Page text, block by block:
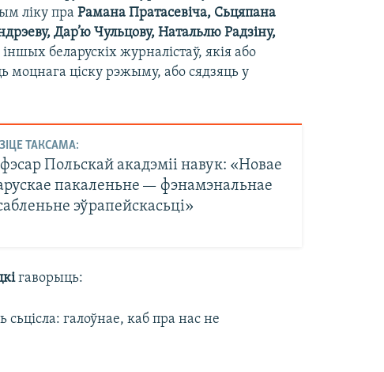
ліку праРамана Пратасевіча, Сьцяпана
Дар’ю Чульцову, Натальлю Радзіну,
іншых беларускіх журналістаў, якія або
моцнага ціску рэжыму, або сядзяць у
ТАКСАМА:
Польскай акадэміі навук: «Новае
пакаленьне — фэнамэнальнае
эўрапейскасьці»
гаворыць:
галоўнае, каб пра нас не